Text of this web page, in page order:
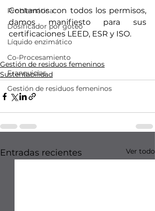
Problemática
Dosificador por goteo
Líquido enzimático
Co-Procesamiento
Franquicias
Gestión de residuos femeninos
Contamos con todos los permisos,
damos manifiesto para sus
certificaciones LEED, ESR y ISO.
Gestion de residuos femeninos
Recolección de toallas sanitarias
Gestión de residuos femeninos
Sustentabilidad
Entradas recientes Ver todo